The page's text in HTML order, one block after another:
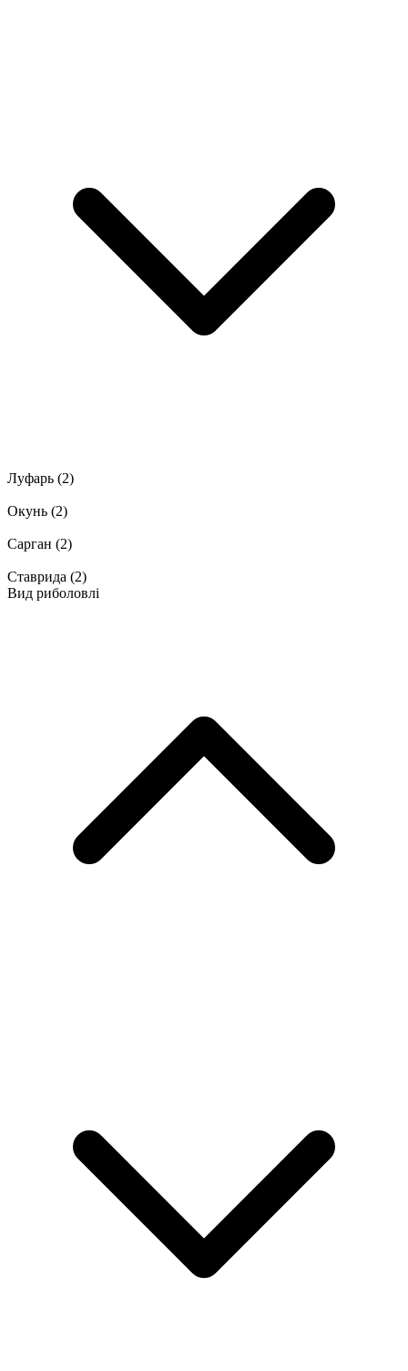
Луфарь (2)
Окунь (2)
Сарган (2)
Ставрида (2)
Вид риболовлі